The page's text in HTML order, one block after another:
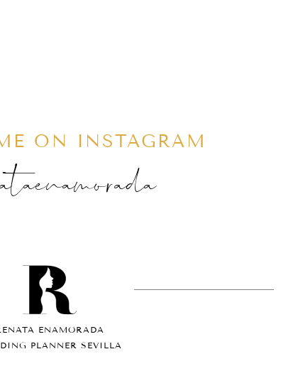
ON INSTAGRAM
ENAMORADA
PLANNER SEVILLA